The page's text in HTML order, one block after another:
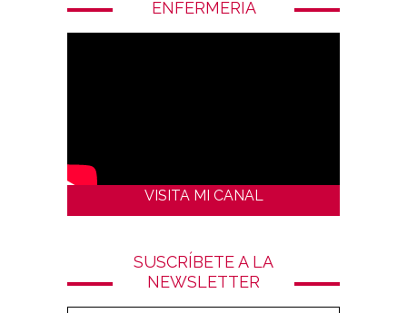
ENFERMERÍA
VISITA MI CANAL
SUSCRÍBETE A LA
NEWSLETTER